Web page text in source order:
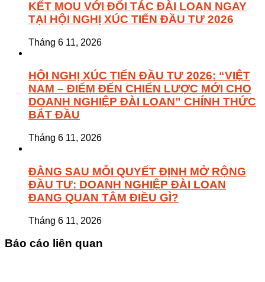
KẾT MOU VỚI ĐỐI TÁC ĐÀI LOAN NGAY
TẠI HỘI NGHỊ XÚC TIẾN ĐẦU TƯ 2026
Tháng 6 11, 2026
HỘI NGHỊ XÚC TIẾN ĐẦU TƯ 2026: “VIỆT
NAM – ĐIỂM ĐẾN CHIẾN LƯỢC MỚI CHO
DOANH NGHIỆP ĐÀI LOAN” CHÍNH THỨC
BẮT ĐẦU
Tháng 6 11, 2026
ĐẰNG SAU MỖI QUYẾT ĐỊNH MỞ RỘNG
ĐẦU TƯ: DOANH NGHIỆP ĐÀI LOAN
ĐANG QUAN TÂM ĐIỀU GÌ?
Tháng 6 11, 2026
Báo cáo liên quan